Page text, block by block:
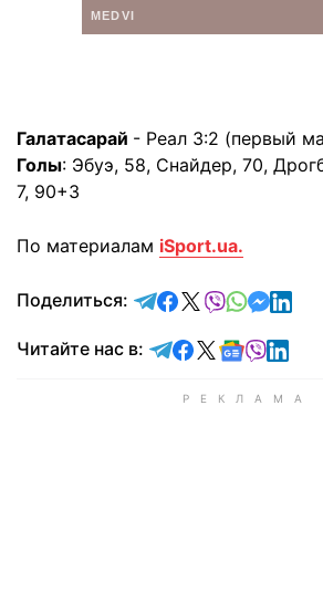
Галатасарай - Реал 3:2 (первый
Голы: Эбуэ, 58, Снайдер, 70,
7, 90+3
По материалам iSport.ua.
Поделиться: отправить в
поделиться в
поделиться в
отправить
Читайте нас в: Читайте в
Читайте в
Читайте в X
Читайте